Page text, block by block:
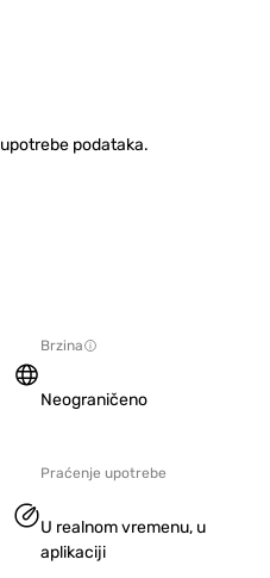
podataka.
Brzina
Neograničeno
Praćenje upotrebe
U realnom vremenu, u
aplikaciji